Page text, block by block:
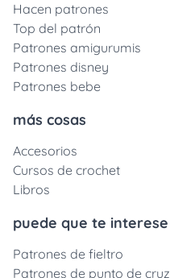
Hacen patrones
Top del patrón
Patrones amigurumis
Patrones disney
Patrones bebe
más cosas
Accesorios
Cursos de crochet
Libros
puede que te interese
Patrones de fieltro
Patrones de punto de cruz